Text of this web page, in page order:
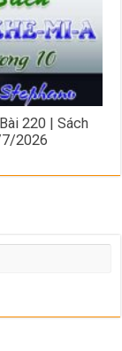
220 | Sách
2026